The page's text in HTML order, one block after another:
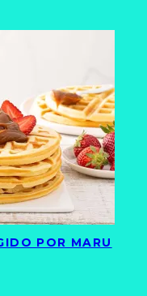
POR MARU